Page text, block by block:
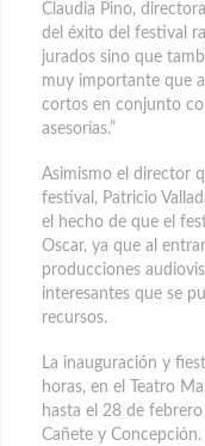
Claudia Pino,
del éxito del festival
jurados sino que
muy importante que
cortos en conjunto
asesorías.”
Asimismo el director
festival, Patricio
el hecho de que el
Oscar, ya que al
producciones
interesantes que se
recursos.
La inauguración y
horas, en el Teatro
hasta el 28 de
Cañete y